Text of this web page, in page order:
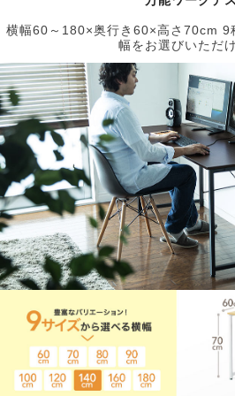
横幅60～180×奥行き60×高さ70cm 9
幅をお選びいただ